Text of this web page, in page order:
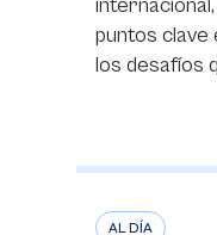
puntos clave
los desafíos
AL DÍA